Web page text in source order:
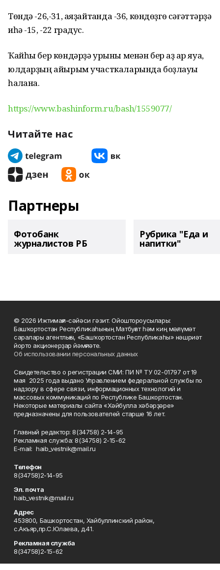
Төндә -26,-31, аяҙайтҡанда -36, көндөҙгө сәғәттәрҙә
иһә -15, -22 градус.
Ҡайһы бер көндәрҙә урыны менән бер аҙ ҡар яуа,
юлдарҙың айырым участкаларында боҙлауыҡ
һаҡлана.
https://www.bashinform.ru/bash/1559077/
Читайте нас
Партнеры
Фотобанк
журналистов РБ
Рубрика "Еда и
напитки"
© 2026 Ижтимағи-сәйәси гәзит. Ойоштороусылары:
Башҡортостан Республикаһының Матбуғат һәм киң мәғлүмәт
саралары агентлығы, «Башҡортостан Республикаһы» нәшриәт
йорто акционерҙар йәмғиәте.
Об использовании персональных данных
Свидетельство о регистрации СМИ: ПИ № ТУ 02-01797 от 19
мая 2025 года выдано Управлением федеральной службы по
надзору в сфере связи, информационных технологий и
массовых коммуникаций по Республике Башкортостан.
Некоторые материалы сайта «Хәйбулла хәбәрҙәре»
предназначены для пользователей старше 16 лет.
Главный редактор: 8(34758) 2-14-95
Рекламная служба: 8(34758) 2-15-62
Е-mаil: haib_vestnik@mail.ru
Телефон
8(34758)2-14-95
Эл. почта
haib_vestnik@mail.ru
Адрес
453800, Башкортостан, Хайбуллинский район,
с.Акъяр,пр.С.Юлаева, д.41.
Рекламная служба
8(34758)2-15-62